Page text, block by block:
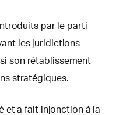
par le parti
les juridictions
son rétablissement
stratégiques.
et a fait injonction à la